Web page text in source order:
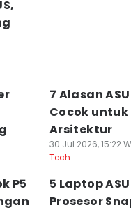
7 Alasan
Cocok
Arsitektur
30 Jul 2026, 15:22
Tech
P5
5 Laptop
Prosesor